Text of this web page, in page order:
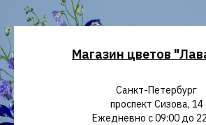
Магазин цветов
Санкт-Петербург
проспект Сизова, 14
Ежедневно с 09:00 до